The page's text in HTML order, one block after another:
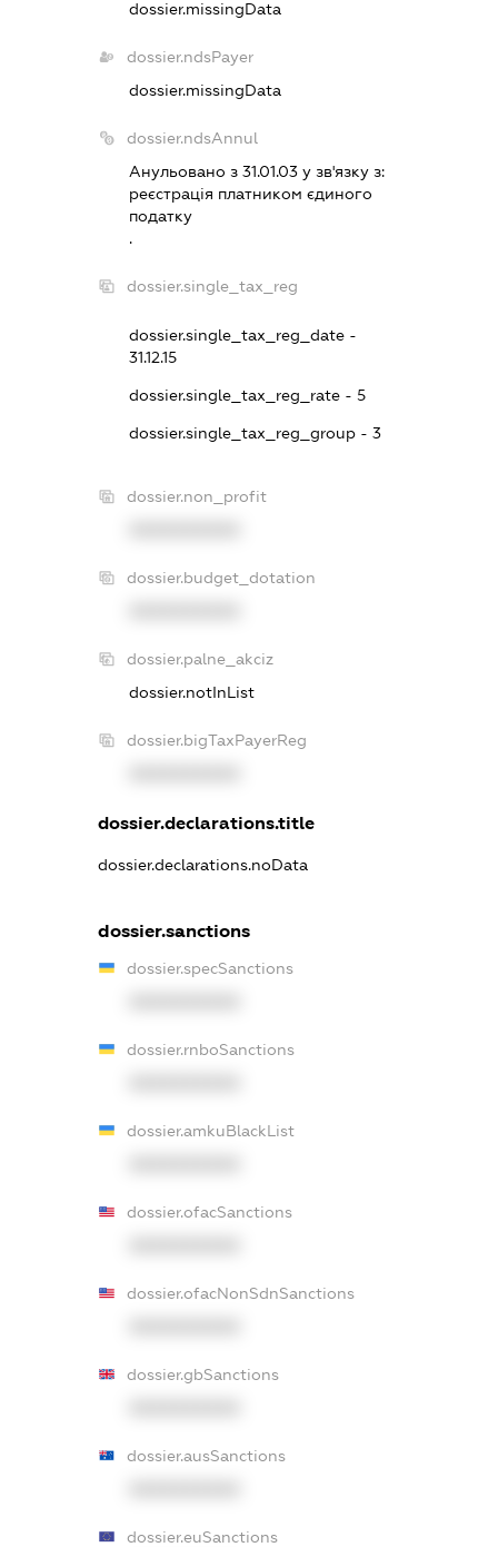
dossier.missingData
dossier.ndsPayer
dossier.missingData
dossier.ndsAnnul
Анульовано з 31.01.03 у зв'язку з:
реєстрацiя платником єдиного
податку
.
dossier.single_tax_reg
dossier.single_tax_reg_date -
31.12.15
dossier.single_tax_reg_rate - 5
dossier.single_tax_reg_group - 3
dossier.non_profit
dossier.budget_dotation
dossier.palne_akciz
dossier.notInList
dossier.bigTaxPayerReg
dossier.declarations.title
dossier.declarations.noData
dossier.sanctions
dossier.specSanctions
dossier.rnboSanctions
dossier.amkuBlackList
dossier.ofacSanctions
dossier.ofacNonSdnSanctions
dossier.gbSanctions
dossier.ausSanctions
dossier.euSanctions